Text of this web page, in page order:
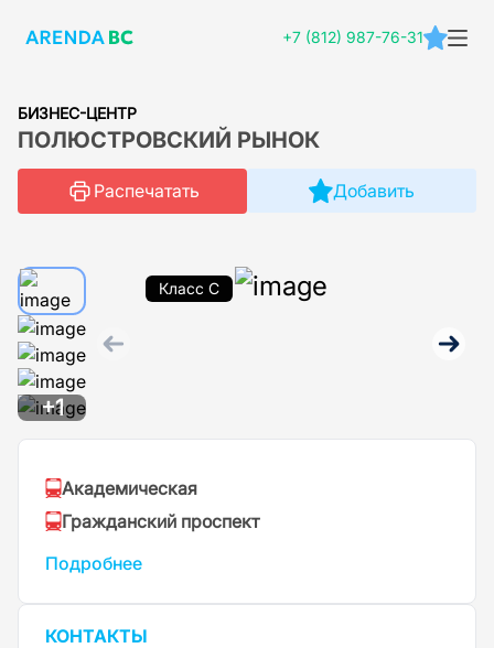
+7 (812) 987-76-31
БИЗНЕС-ЦЕНТР
ПОЛЮСТРОВСКИЙ РЫНОК
Распечатать Добавить
Класс C
+1
Академическая
Гражданский проспект
Подробнее
КОНТАКТЫ